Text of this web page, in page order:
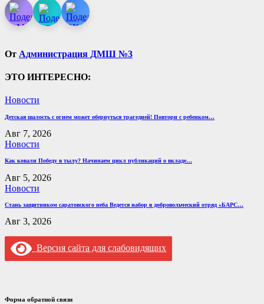
От Администрация ДМШ №3
ЭТО ИНТЕРЕСНО:
Новости
Детская шалость с огнем может обернуться трагедией! Повтори с ребенком…
Авг 7, 2026
Новости
Как ковали Победу в тылу? Начинаем цикл публикаций о вкладе…
Авг 5, 2026
Новости
Стань защитником саратовского неба Ведется набор в добровольческий отряд «БАРС…
Авг 3, 2026
Версия сайта для слабовидящих
Форма обратной связи